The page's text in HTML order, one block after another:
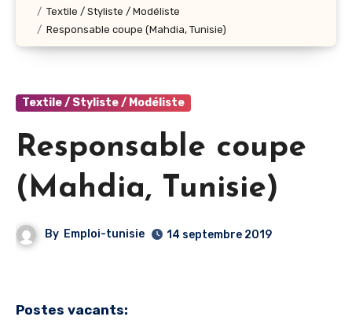
Textile / Styliste / Modéliste
Responsable coupe (Mahdia, Tunisie)
Textile / Styliste / Modéliste
Responsable coupe
(Mahdia, Tunisie)
By Emploi-tunisie 14 septembre 2019
Postes vacants: